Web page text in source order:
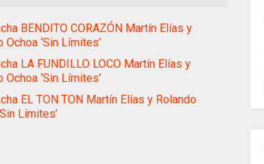
BENDITO CORAZÓN Martín Elías y
Ochoa ‘Sin Límites’
LA FUNDILLO LOCO Martín Elías y
Ochoa ‘Sin Límites’
EL TON TON Martín Elías y Rolando
Límites’